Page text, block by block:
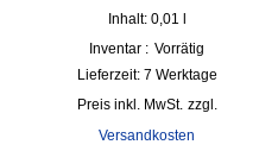
Inhalt: 0,01
Inventar : Vorrätig
Lieferzeit: 7 Werktage
inkl. MwSt. zzgl.
Versandkosten